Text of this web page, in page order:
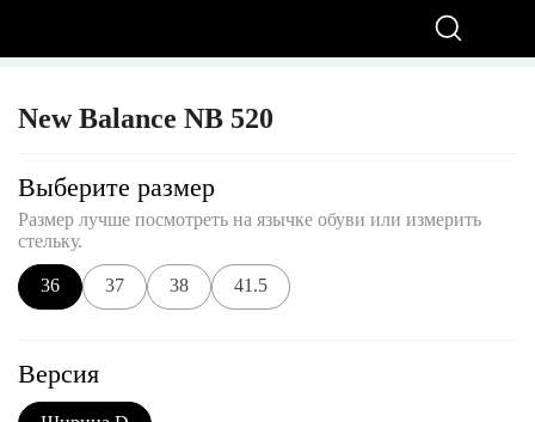
New Balance NB 520
Выберите размер
Размер лучше посмотреть на язычке обуви или измерить
стельку.
36 37 38 41.5
Версия